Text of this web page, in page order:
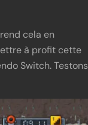
cela en
à profit cette
Switch. Testons